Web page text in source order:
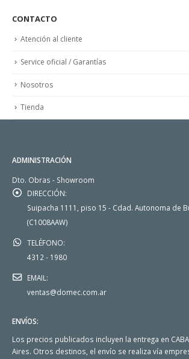
CONTACTO
Atención al cliente
Service oficial / Garantías
Nosotros
Tienda
ADMINISTRACIÓN
Dto. Obras - Showroom
DIRECCIÓN:
Suipacha 1111, piso 15 - Cdad. Autonoma de
(C1008AAW)
TELÉFONO:
4312 - 1980
EMAIL:
ventas@domec.com.ar
ENVÍOS:
Los precios publicados incluyen la entrega en
Aires. Otros destinos, el envío se realiza vía